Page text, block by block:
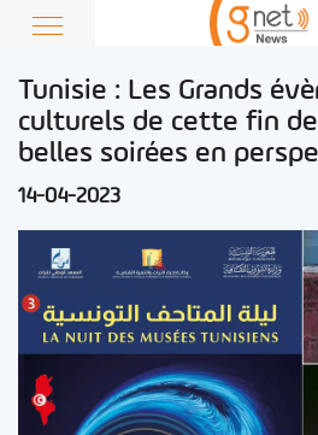
Tunisie : Les Grands
culturels de cette fin de
belles soirées en
14-04-2023